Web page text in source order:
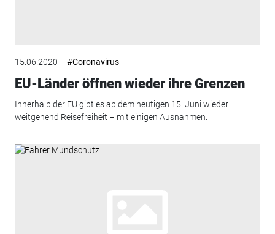
15.06.2020 #Coronavirus
EU-Länder öffnen wieder ihre Grenzen
Innerhalb der EU gibt es ab dem heutigen 15. Juni wieder
weitgehend Reisefreiheit – mit einigen Ausnahmen.